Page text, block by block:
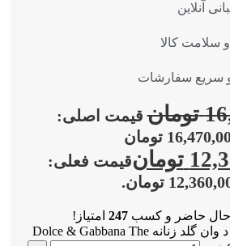
آنلاین
سلامت کالا
و سریع سفارشات
تومان قیمت اصلی:
16,470,000 تومان
تومانقیمت فعلی:
تومان.
حال حاضر و کسب 247 امتیاز!
عطر دولچه گابانا د وان گلد زنانه Dolce & Gabbana The